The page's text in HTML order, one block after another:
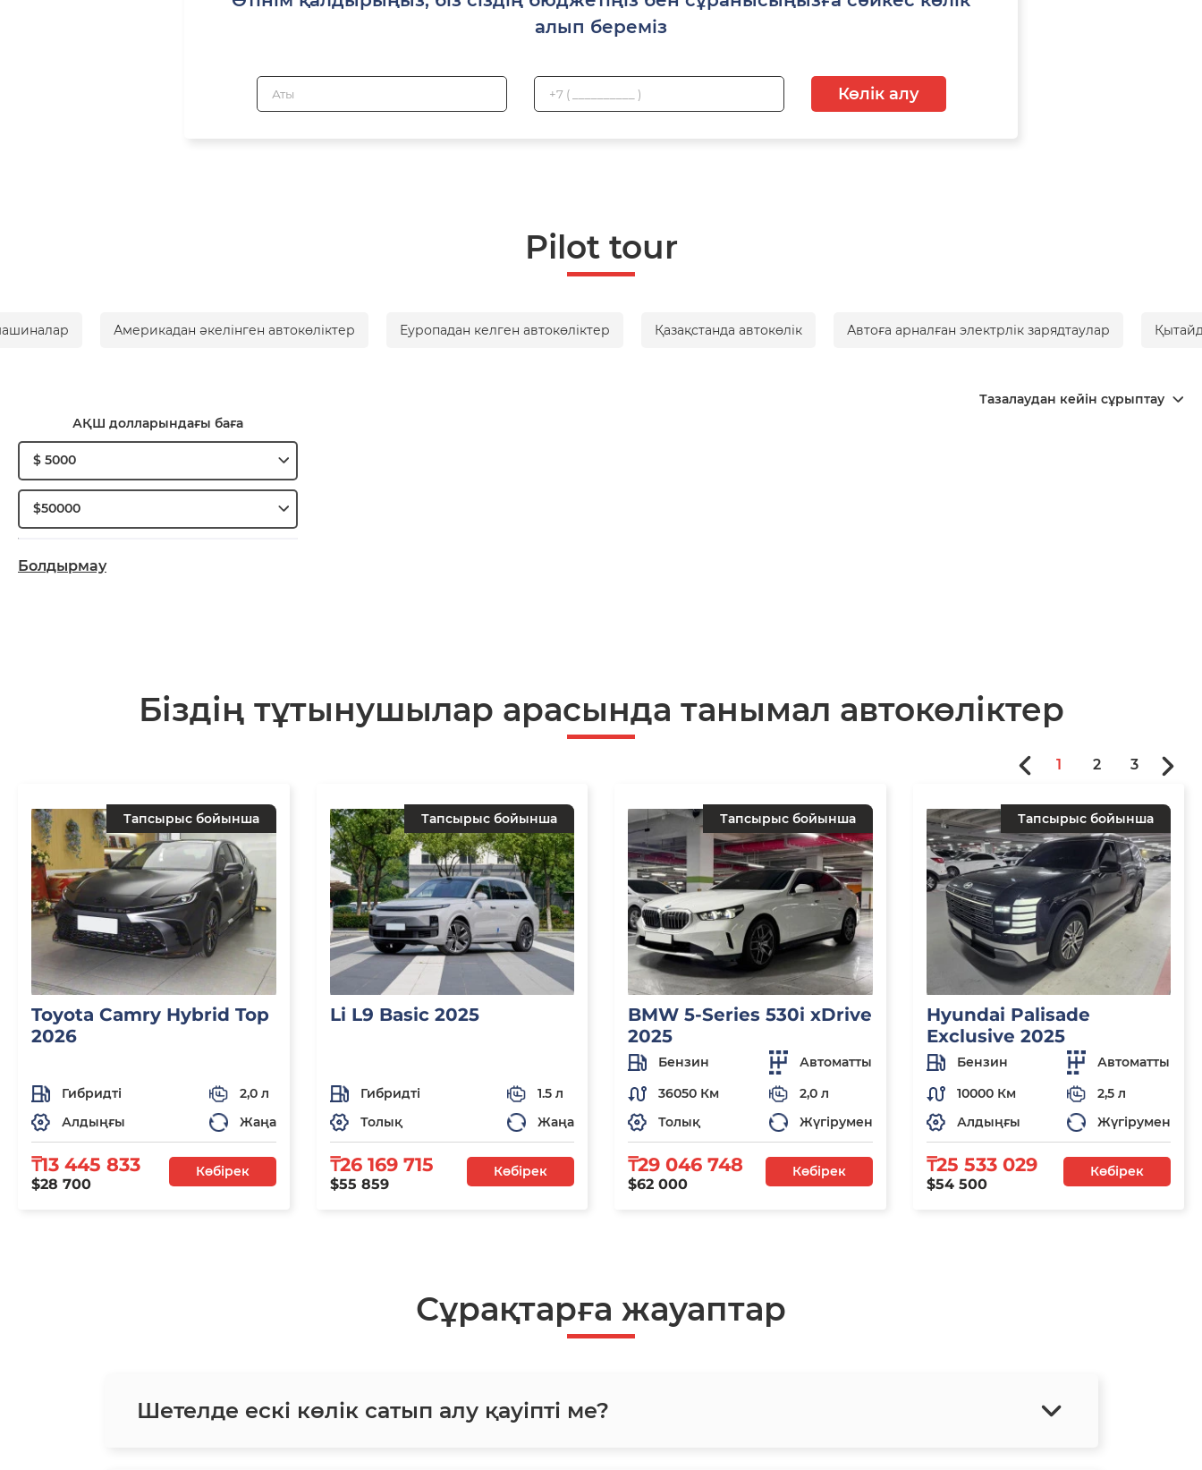
алып береміз
Көлік алу
Pilot tour
Америкадан әкелінген автокөліктер Еуропадан келген автокөліктер Қазақстанда автокөлік Автоға арналған электрлік зарядтаулар
Тазалаудан кейін сұрыптау
АҚШ долларындағы баға
$ 5000
$50000
Болдырмау
Біздің тұтынушылар арасында танымал автокөліктер
Тапсырыс бойынша
Toyota Camry Hybrid Top
2026
Гибридті
2,0 л
Алдыңғы
Жаңа
₸13 445 833
$28 700
Көбірек
Тапсырыс бойынша
Li L9 Basic 2025
Гибридті
1.5 л
Толық
Жаңа
₸26 169 715
$55 859
Көбірек
Тапсырыс бойынша
BMW 5-Series 530i xDrive
2025
Бензин
Автоматты
36050 Км
2,0 л
Толық
Жүгірумен
₸29 046 748
$62 000
Көбірек
Тапсырыс бойынша
Hyundai Palisade
Exclusive 2025
Бензин
Автоматты
10000 Км
2,5 л
Алдыңғы
Жүгірумен
₸25 533 029
$54 500
Көбірек
1 2 3
Сұрақтарға жауаптар
Шетелде ескі көлік сатып алу қауіпті ме?